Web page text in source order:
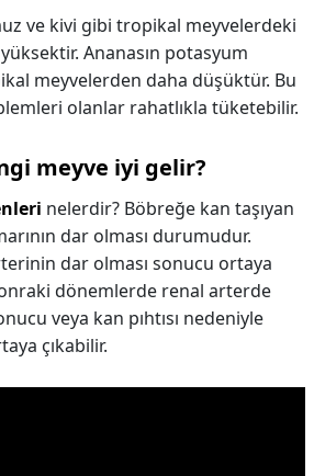
ve kivi gibi tropikal meyvelerdeki
Ananasın potasyum
meyvelerden daha düşüktür. Bu
olanlar rahatlıkla tüketebilir.
meyve iyi gelir?
nelerdir? Böbreğe kan taşıyan
dar olması durumudur.
dar olması sonucu ortaya
dönemlerde renal arterde
veya kan pıhtısı nedeniyle
çıkabilir.